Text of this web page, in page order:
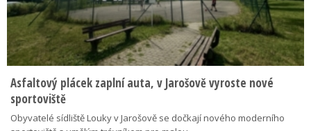
Asfaltový plácek zaplní auta, v Jarošově vyroste nové
sportoviště
Obyvatelé sídliště Louky v Jarošově se dočkají nového moderního